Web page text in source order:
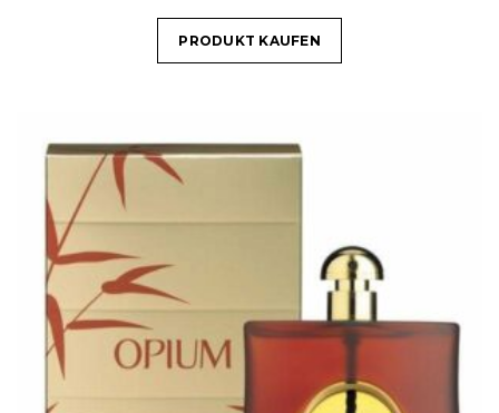
PRODUKT KAUFEN